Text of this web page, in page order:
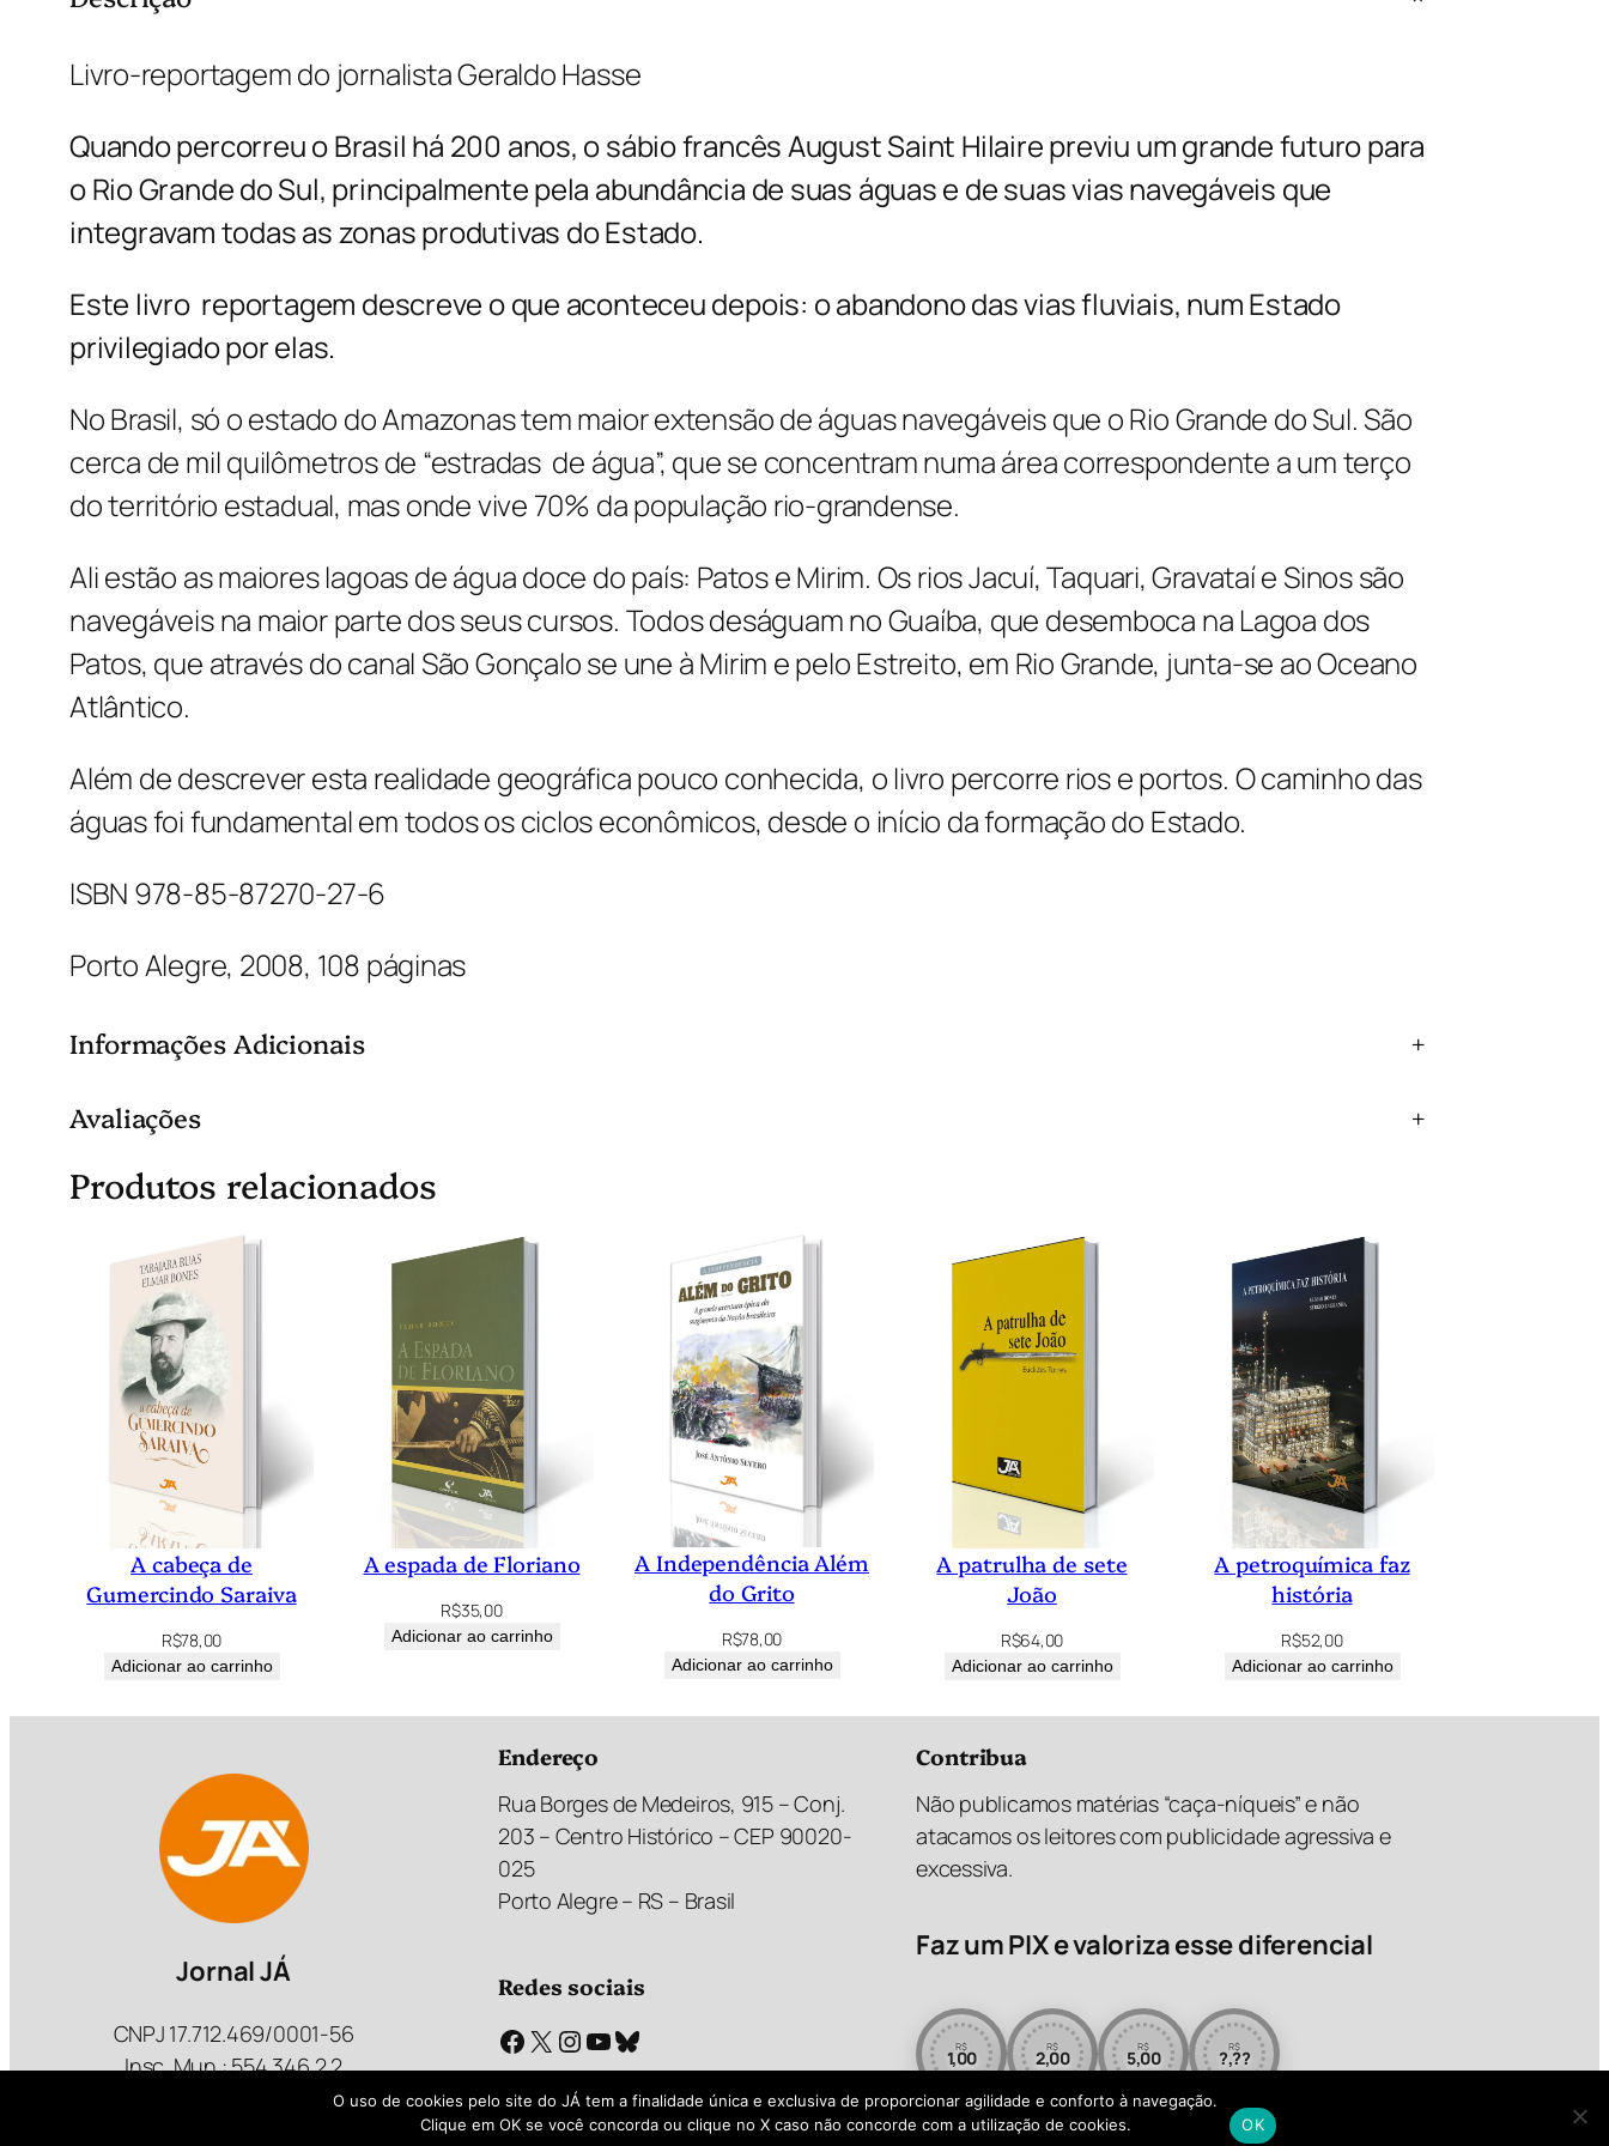
G
r
a
d
q
u
a
n
t
i
d
e
Livro-reportagem do jornalista Geraldo Hasse
Quando percorreu o Brasil há 200 anos, o sábio francês August Saint Hilaire previu um grande futuro para
o Rio Grande do Sul, principalmente pela abundância de suas águas e de suas vias navegáveis que
integravam todas as zonas produtivas do Estado.
Este livro reportagem descreve o que aconteceu depois: o abandono das vias fluviais, num Estado
privilegiado por elas.
No Brasil, só o estado do Amazonas tem maior extensão de águas navegáveis que o Rio Grande do Sul. São
cerca de mil quilômetros de “estradas de água”, que se concentram numa área correspondente a um terço
do território estadual, mas onde vive 70% da população rio-grandense.
Ali estão as maiores lagoas de água doce do país: Patos e Mirim. Os rios Jacuí, Taquari, Gravataí e Sinos são
navegáveis na maior parte dos seus cursos. Todos deságuam no Guaíba, que desemboca na Lagoa dos
Patos, que através do canal São Gonçalo se une à Mirim e pelo Estreito, em Rio Grande, junta-se ao Oceano
Atlântico.
Além de descrever esta realidade geográfica pouco conhecida, o livro percorre rios e portos. O caminho das
águas foi fundamental em todos os ciclos econômicos, desde o início da formação do Estado.
ISBN 978-85-87270-27-6
Porto Alegre, 2008, 108 páginas
Informações Adicionais +
Avaliações +
Produtos relacionados
A cabeça de
Gumercindo Saraiva
R$78,00
Adicionar ao carrinho
A espada de Floriano
R$35,00
Adicionar ao carrinho
A Independência Além
do Grito
R$78,00
Adicionar ao carrinho
A patrulha de sete
João
R$64,00
Adicionar ao carrinho
A petroquímica faz
história
R$52,00
Adicionar ao carrinho
Jornal JÁ
CNPJ 17.712.469/0001-56
Insc. Mun.: 554.346.2.2
Endereço
Rua Borges de Medeiros, 915 – Conj.
203 – Centro Histórico – CEP 90020-
025
Porto Alegre – RS – Brasil
Redes sociais
Facebook X Instagram Youtube Bluesky
Contribua
Não publicamos matérias “caça-níqueis” e não
atacamos os leitores com publicidade agressiva e
excessiva.
Faz um PIX e valoriza esse diferencial
R$
1,00
R$
2,00
R$
5,00
R$
?,??
O uso de cookies pelo site do JÁ tem a finalidade única e exclusiva de proporcionar agilidade e conforto à navegação.
Clique em OK se você concorda ou clique no X caso não concorde com a utilização de cookies.
OK